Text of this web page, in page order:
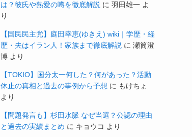
は？彼氏や熱愛の噂を徹底解説 に 羽田雄一 よ
り
【国民民主党】庭田幸恵(ゆきえ) wiki｜学歴・経
歴・夫はイラン人！家族まで徹底解説 に 瀬筒澄
博 より
【TOKIO】国分太一何した？何があった？活動
休止の真相と過去の事例から予想 に もけちょ
より
【問題発言も】杉田水脈 なぜ当選？公認の理由
と過去の実績まとめ に キョウコ より